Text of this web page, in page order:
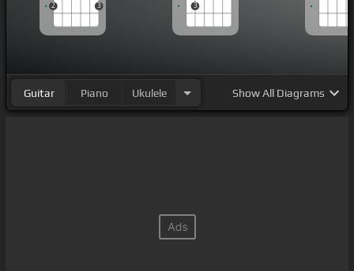
2
3
3
Guitar Piano Ukulele ShowAll Diagrams